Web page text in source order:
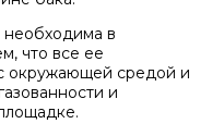
в
что все ее
окружающей средой и
и